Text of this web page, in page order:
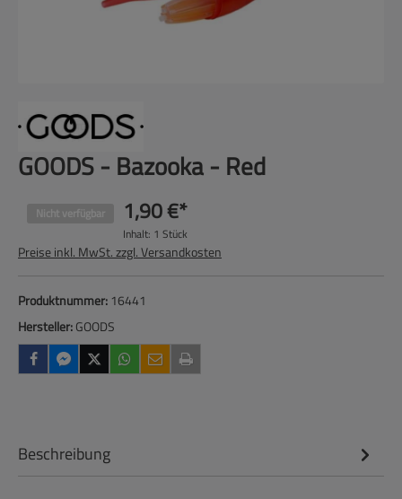
GOODS - Bazooka - Red
Nicht verfügbar 1,90 €*
Inhalt: 1 Stück
Preise inkl. MwSt. zzgl. Versandkosten
Produktnummer: 16441
Hersteller:GOODS
Beschreibung